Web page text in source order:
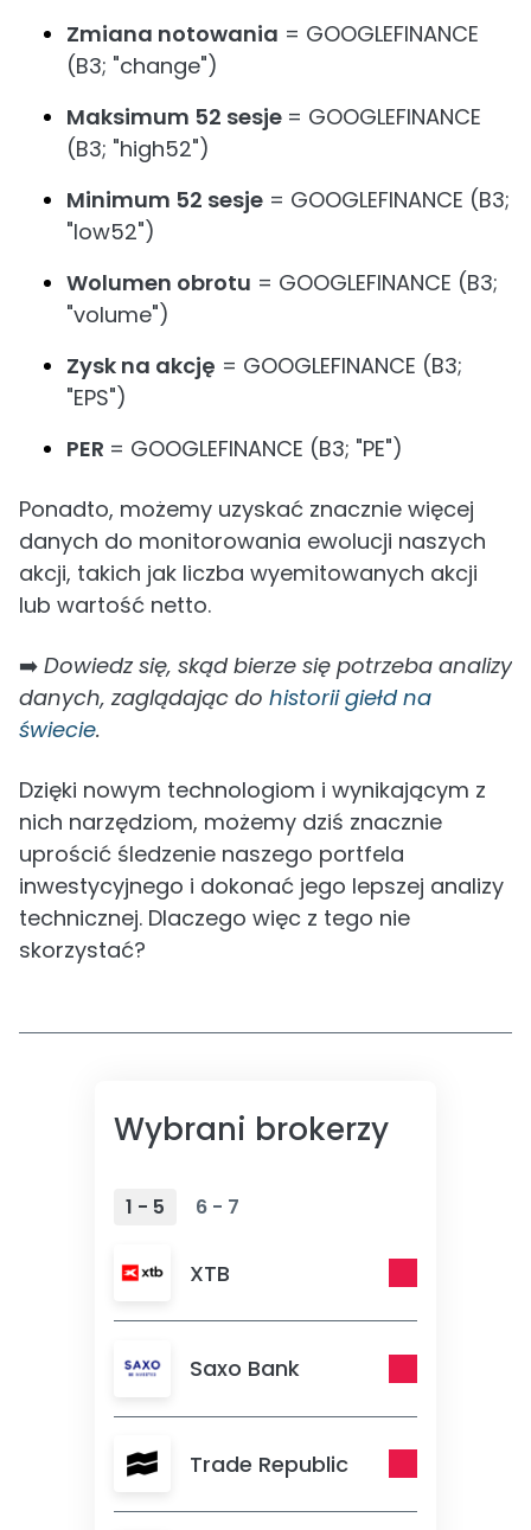
Zmiana notowania = GOOGLEFINANCE
(B3; "change")
Maksimum 52 sesje = GOOGLEFINANCE
(B3; "high52")
Minimum 52 sesje = GOOGLEFINANCE (B3;
"low52")
Wolumen obrotu = GOOGLEFINANCE (B3;
"volume")
Zysk na akcję = GOOGLEFINANCE (B3;
"EPS")
PER = GOOGLEFINANCE (B3; "PE")
Ponadto, możemy uzyskać znacznie więcej
danych do monitorowania ewolucji naszych
akcji, takich jak liczba wyemitowanych akcji
lub wartość netto.
➡️ Dowiedz się, skąd bierze się potrzeba analizy
danych, zaglądając do historii giełd na
świecie.
Dzięki nowym technologiom i wynikającym z
nich narzędziom, możemy dziś znacznie
uprościć śledzenie naszego portfela
inwestycyjnego i dokonać jego lepszej analizy
technicznej. Dlaczego więc z tego nie
skorzystać?
Wybrani brokerzy
1 - 5 6 - 7
XTB
Saxo Bank
Trade Republic